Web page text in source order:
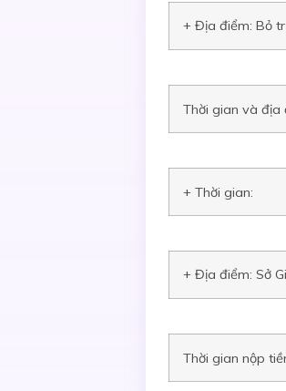
+ Địa điểm: Bỏ
Thời gian và địa
+ Thời gian:
+ Địa điểm: Sở
Thời gian nộp